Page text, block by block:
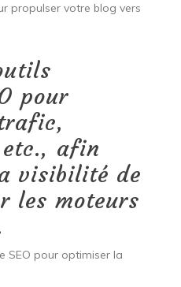
propulser votre blog vers
pour
etc., afin
visibilité de
les moteurs
SEO pour optimiser la